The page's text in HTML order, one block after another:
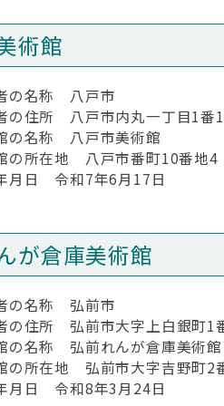
術館
の名称 八戸市
の住所 八戸市内丸一丁目1番
の名称 八戸市美術館
の所在地 八戸市番町10番地4
月日 令和7年6月17日
が倉庫美術館
の名称 弘前市
住所 弘前市大字上白銀町1
の名称 弘前れんが倉庫美術館
所在地 弘前市大字吉野町2
月日 令和8年3月24日